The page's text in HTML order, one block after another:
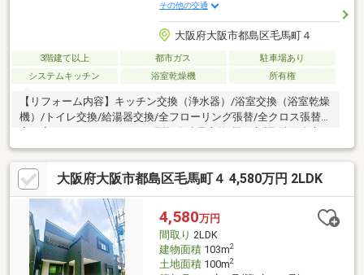
その他の交通
大阪府大阪市都島区毛馬町４
3階建て以上 都市ガス
駐車場あり
システムキッチン
浴室乾燥機 所有権
【リフォーム内容】キッチン交換（浄水器）/浴室交換（浴室乾燥
機）/トイレ交換/給湯器交換/全フローリング張替/全クロス張替洋
換/給湯器交換/分電盤交換【周辺環境】・大阪市立淀川小学校
徒歩約3分・大阪市立淀川中学校 徒歩約1分・ウエルシア都島毛
馬店 徒歩約6分・セブン-イレブン 大阪毛馬橋店 徒歩約7分・
サンディ 都島毛馬店 徒歩約13分・Seria 都島毛馬店 徒歩約12
分
大阪府大阪市都島区毛馬町４ 4,580万円 2LDK
4,580万円
間取り 2LDK
建物面積103m2
土地面積100m2